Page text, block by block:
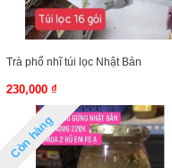
Trà phổ nhĩ túi lọc Nhật Bản
230,000 ₫
Còn hàng